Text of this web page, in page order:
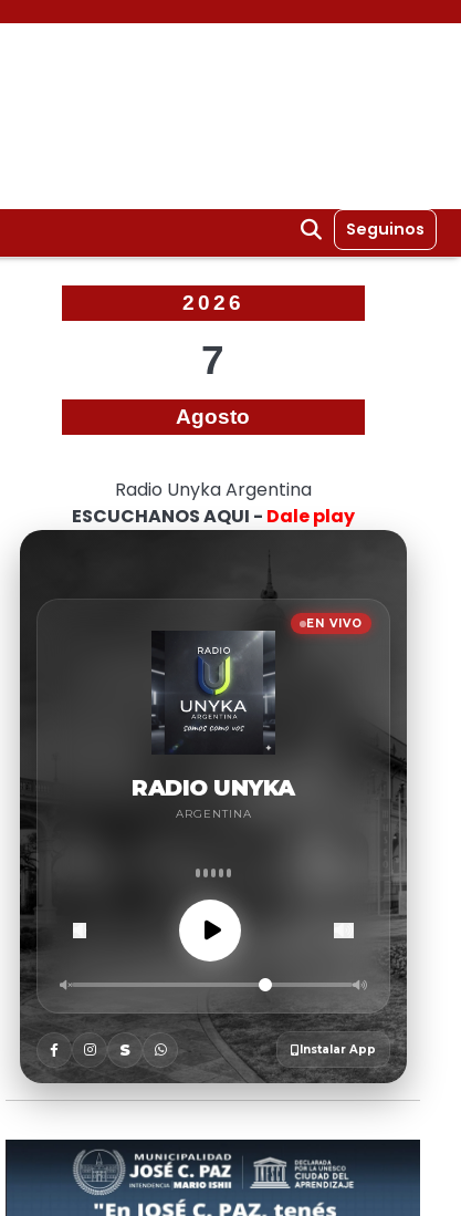
Seguinos
2026
7
Agosto
Radio Unyka Argentina
ESCUCHANOS AQUI - Dale play